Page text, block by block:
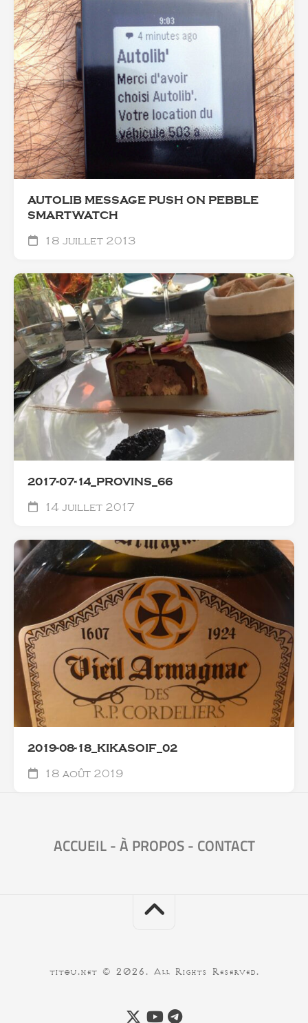
AUTOLIB MESSAGE PUSH ON PEBBLE
SMARTWATCH
18 juillet 2013
2017-07-14_PROVINS_66
14 juillet 2017
2019-08-18_KIKASOIF_02
18 août 2019
ACCUEIL-À PROPOS- CONTACT
titou.net © 2026. All Rights Reserved.